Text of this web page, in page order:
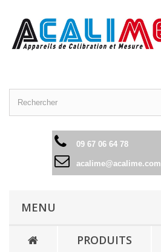
09 67 06 64 78
acalime@acalime.com
MENU
PRODUITS